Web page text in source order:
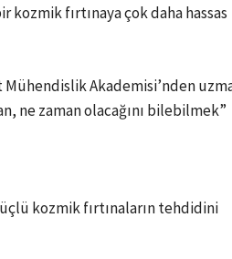
kozmik fırtınaya çok daha hassas
Akademisi’nden
ne zaman olacağını bilebilmek”
kozmik fırtınaların tehdidini